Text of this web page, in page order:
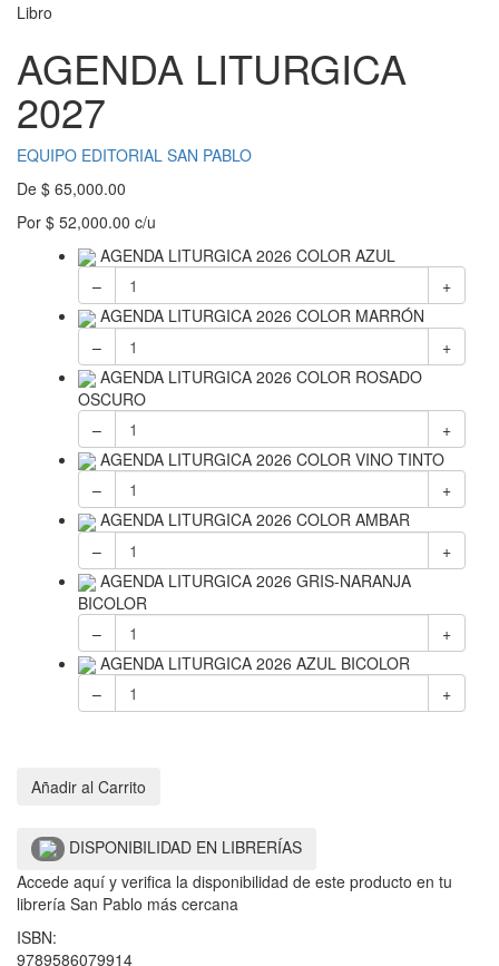
Libro
AGENDA LITURGICA
2027
EQUIPO EDITORIAL SAN PABLO
De $ 65,000.00
Por $ 52,000.00 c/u
AGENDA LITURGICA 2026 COLOR AZUL
–
+
AGENDA LITURGICA 2026 COLOR MARRÓN
–
+
AGENDA LITURGICA 2026 COLOR ROSADO
OSCURO
–
+
AGENDA LITURGICA 2026 COLOR VINO TINTO
–
+
AGENDA LITURGICA 2026 COLOR AMBAR
–
+
AGENDA LITURGICA 2026 GRIS-NARANJA
BICOLOR
–
+
AGENDA LITURGICA 2026 AZUL BICOLOR
–
+
Añadir al Carrito
DISPONIBILIDAD EN LIBRERÍAS
Accede aquí y verifica la disponibilidad de este producto en tu
librería San Pablo más cercana
ISBN:
9789586079914